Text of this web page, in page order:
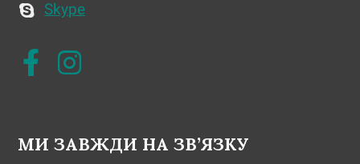
Skype
МИ ЗАВЖДИ НА ЗВ’ЯЗКУ